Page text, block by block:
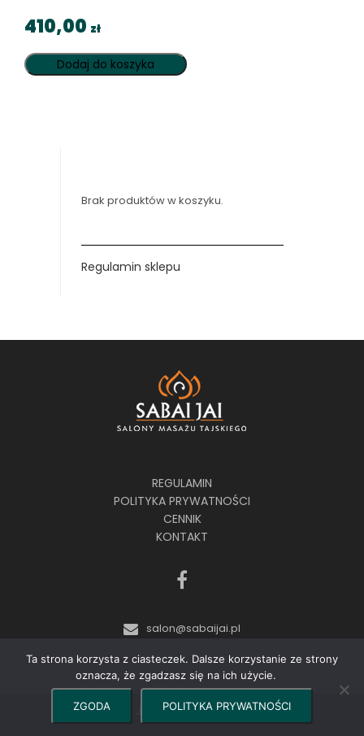
410,00 zł
Dodaj do koszyka
Brak produktów w koszyku.
Regulamin sklepu
REGULAMIN
POLITYKA PRYWATNOŚCI
CENNIK
KONTAKT
salon@sabaijai.pl
©2024 Sabai Jai - Salony Masażu Tajskiego
Ta strona korzysta z ciasteczek. Dalsze korzystanie ze strony
oznacza, że zgadzasz się na ich użycie.
ZGODA POLITYKA PRYWATNOŚCI